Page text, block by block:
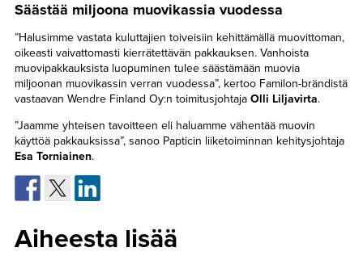
Säästää miljoona muovikassia vuodessa
”Halusimme vastata kuluttajien toiveisiin kehittämällä muovittoman,
oikeasti vaivattomasti kierrätettävän pakkauksen. Vanhoista
muovipakkauksista luopuminen tulee säästämään muovia
miljoonan muovikassin verran vuodessa”, kertoo Familon-brändistä
vastaavan Wendre Finland Oy:n toimitusjohtaja Olli Liljavirta.
”Jaamme yhteisen tavoitteen eli haluamme vähentää muovin
käyttöä pakkauksissa”, sanoo Papticin liiketoiminnan kehitysjohtaja
Esa Torniainen.
Aiheesta lisää